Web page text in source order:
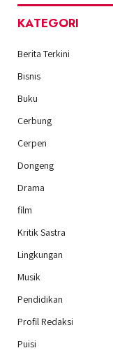
KATEGORI
Berita Terkini
Bisnis
Buku
Cerbung
Cerpen
Dongeng
Drama
film
Kritik Sastra
Lingkungan
Musik
Pendidikan
Profil Redaksi
Puisi